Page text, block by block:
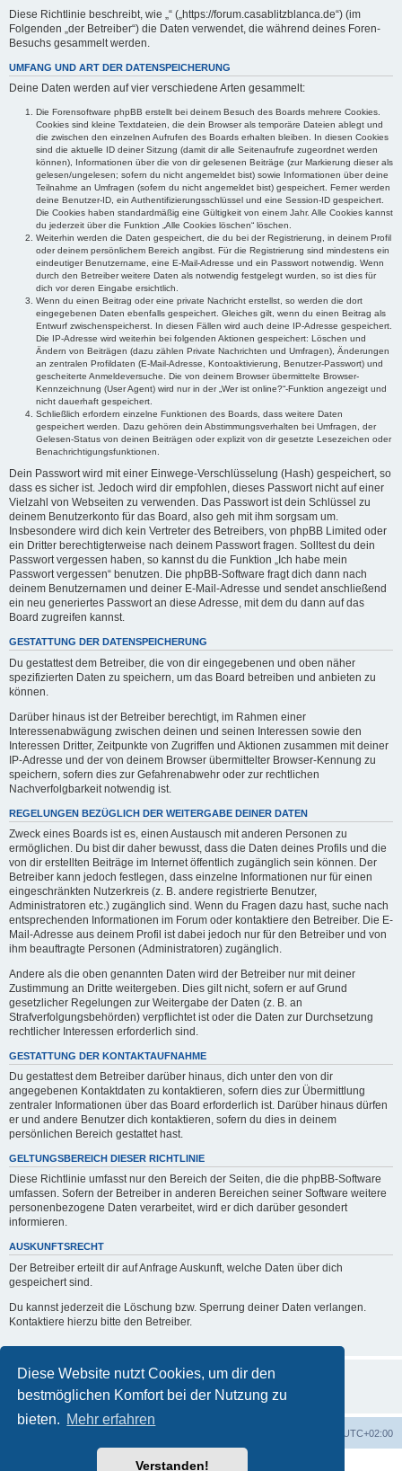
Diese Website nutzt Cookies, um dir den
bestmöglichen Komfort bei der Nutzung zu
bieten. Mehr erfahren
Verstanden!
Diese Richtlinie beschreibt, wie „“ („https://forum.casablitzblanca.de“) (im
Folgenden „der Betreiber“) die Daten verwendet, die während deines Foren-
Besuchs gesammelt werden.
UMFANG UND ART DER DATENSPEICHERUNG
Deine Daten werden auf vier verschiedene Arten gesammelt:
Die Forensoftware phpBB erstellt bei deinem Besuch des Boards mehrere Cookies.
Cookies sind kleine Textdateien, die dein Browser als temporäre Dateien ablegt und
die zwischen den einzelnen Aufrufen des Boards erhalten bleiben. In diesen Cookies
sind die aktuelle ID deiner Sitzung (damit dir alle Seitenaufrufe zugeordnet werden
können), Informationen über die von dir gelesenen Beiträge (zur Markierung dieser als
gelesen/ungelesen; sofern du nicht angemeldet bist) sowie Informationen über deine
Teilnahme an Umfragen (sofern du nicht angemeldet bist) gespeichert. Ferner werden
deine Benutzer-ID, ein Authentifizierungsschlüssel und eine Session-ID gespeichert.
Die Cookies haben standardmäßig eine Gültigkeit von einem Jahr. Alle Cookies kannst
du jederzeit über die Funktion „Alle Cookies löschen“ löschen.
Weiterhin werden die Daten gespeichert, die du bei der Registrierung, in deinem Profil
oder deinem persönlichem Bereich angibst. Für die Registrierung sind mindestens ein
eindeutiger Benutzername, eine E-Mail-Adresse und ein Passwort notwendig. Wenn
durch den Betreiber weitere Daten als notwendig festgelegt wurden, so ist dies für
dich vor deren Eingabe ersichtlich.
Wenn du einen Beitrag oder eine private Nachricht erstellst, so werden die dort
eingegebenen Daten ebenfalls gespeichert. Gleiches gilt, wenn du einen Beitrag als
Entwurf zwischenspeicherst. In diesen Fällen wird auch deine IP-Adresse gespeichert.
Die IP-Adresse wird weiterhin bei folgenden Aktionen gespeichert: Löschen und
Ändern von Beiträgen (dazu zählen Private Nachrichten und Umfragen), Änderungen
an zentralen Profildaten (E-Mail-Adresse, Kontoaktivierung, Benutzer-Passwort) und
gescheiterte Anmeldeversuche. Die von deinem Browser übermittelte Browser-
Kennzeichnung (User Agent) wird nur in der „Wer ist online?“-Funktion angezeigt und
nicht dauerhaft gespeichert.
Schließlich erfordern einzelne Funktionen des Boards, dass weitere Daten
gespeichert werden. Dazu gehören dein Abstimmungsverhalten bei Umfragen, der
Gelesen-Status von deinen Beiträgen oder explizit von dir gesetzte Lesezeichen oder
Benachrichtigungsfunktionen.
Dein Passwort wird mit einer Einwege-Verschlüsselung (Hash) gespeichert, so
dass es sicher ist. Jedoch wird dir empfohlen, dieses Passwort nicht auf einer
Vielzahl von Webseiten zu verwenden. Das Passwort ist dein Schlüssel zu
deinem Benutzerkonto für das Board, also geh mit ihm sorgsam um.
Insbesondere wird dich kein Vertreter des Betreibers, von phpBB Limited oder
ein Dritter berechtigterweise nach deinem Passwort fragen. Solltest du dein
Passwort vergessen haben, so kannst du die Funktion „Ich habe mein
Passwort vergessen“ benutzen. Die phpBB-Software fragt dich dann nach
deinem Benutzernamen und deiner E-Mail-Adresse und sendet anschließend
ein neu generiertes Passwort an diese Adresse, mit dem du dann auf das
Board zugreifen kannst.
GESTATTUNG DER DATENSPEICHERUNG
Du gestattest dem Betreiber, die von dir eingegebenen und oben näher
spezifizierten Daten zu speichern, um das Board betreiben und anbieten zu
können.
Darüber hinaus ist der Betreiber berechtigt, im Rahmen einer
Interessenabwägung zwischen deinen und seinen Interessen sowie den
Interessen Dritter, Zeitpunkte von Zugriffen und Aktionen zusammen mit deiner
IP-Adresse und der von deinem Browser übermittelter Browser-Kennung zu
speichern, sofern dies zur Gefahrenabwehr oder zur rechtlichen
Nachverfolgbarkeit notwendig ist.
REGELUNGEN BEZÜGLICH DER WEITERGABE DEINER DATEN
Zweck eines Boards ist es, einen Austausch mit anderen Personen zu
ermöglichen. Du bist dir daher bewusst, dass die Daten deines Profils und die
von dir erstellten Beiträge im Internet öffentlich zugänglich sein können. Der
Betreiber kann jedoch festlegen, dass einzelne Informationen nur für einen
eingeschränkten Nutzerkreis (z. B. andere registrierte Benutzer,
Administratoren etc.) zugänglich sind. Wenn du Fragen dazu hast, suche nach
entsprechenden Informationen im Forum oder kontaktiere den Betreiber. Die E-
Mail-Adresse aus deinem Profil ist dabei jedoch nur für den Betreiber und von
ihm beauftragte Personen (Administratoren) zugänglich.
Andere als die oben genannten Daten wird der Betreiber nur mit deiner
Zustimmung an Dritte weitergeben. Dies gilt nicht, sofern er auf Grund
gesetzlicher Regelungen zur Weitergabe der Daten (z. B. an
Strafverfolgungsbehörden) verpflichtet ist oder die Daten zur Durchsetzung
rechtlicher Interessen erforderlich sind.
GESTATTUNG DER KONTAKTAUFNAHME
Du gestattest dem Betreiber darüber hinaus, dich unter den von dir
angegebenen Kontaktdaten zu kontaktieren, sofern dies zur Übermittlung
zentraler Informationen über das Board erforderlich ist. Darüber hinaus dürfen
er und andere Benutzer dich kontaktieren, sofern du dies in deinem
persönlichen Bereich gestattet hast.
GELTUNGSBEREICH DIESER RICHTLINIE
Diese Richtlinie umfasst nur den Bereich der Seiten, die die phpBB-Software
umfassen. Sofern der Betreiber in anderen Bereichen seiner Software weitere
personenbezogene Daten verarbeitet, wird er dich darüber gesondert
informieren.
AUSKUNFTSRECHT
Der Betreiber erteilt dir auf Anfrage Auskunft, welche Daten über dich
gespeichert sind.
Du kannst jederzeit die Löschung bzw. Sperrung deiner Daten verlangen.
Kontaktiere hierzu bitte den Betreiber.
UTC+02:00
Powered byphpBB® Forum Software © phpBB Limited